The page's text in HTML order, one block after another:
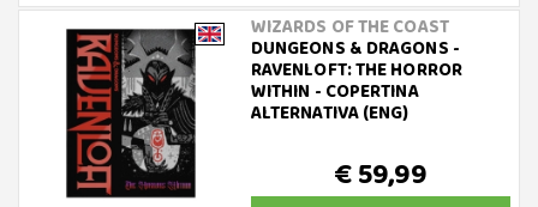
WIZARDS OF THE COAST
DUNGEONS & DRAGONS -
RAVENLOFT: THE HORROR
WITHIN - COPERTINA
ALTERNATIVA (ENG)
€ 59,99